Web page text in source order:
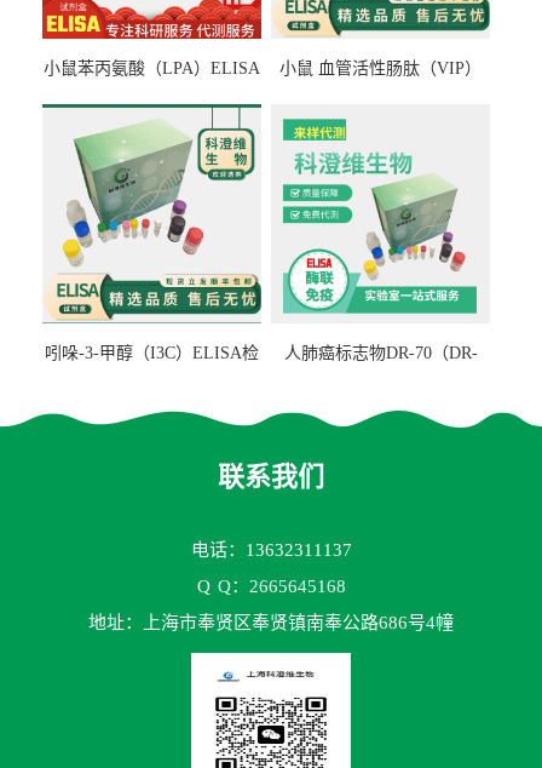
小鼠苯丙氨酸（LPA）ELISA
小鼠 血管活性肠肽（VIP）
吲哚-3-甲醇（I3C）ELISA检
人肺癌标志物DR-70（DR-
联系我们
电话：13632311137
Q Q：2665645168
地址：上海市奉贤区奉贤镇南奉公路686号4幢